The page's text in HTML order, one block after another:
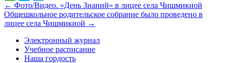
← Фото/Видео. «День Знаний» в лицее села Чишмикиой
Общешкольное родительское собрание было проведено в
лицее села Чишмикиой →
Электронный журнал
Учебное расписание
Наша гордость